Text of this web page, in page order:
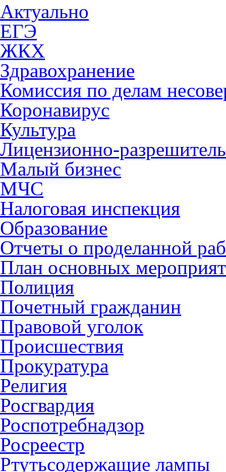
Актуально
ЕГЭ
ЖКХ
Здравохранение
Комиссия по делам
Коронавирус
Культура
Лицензионно-
Малый бизнес
МЧС
Налоговая инспекция
Образование
Отчеты о проделанной
План основных
Полиция
Почетный гражданин
Правовой уголок
Происшествия
Прокуратура
Религия
Росгвардия
Роспотребнадзор
Росреестр
Ртутьсодержащие лампы